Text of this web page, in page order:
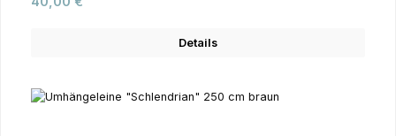
Details